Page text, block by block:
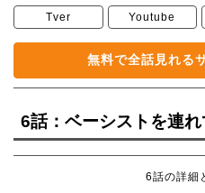
Tver Youtube
無料で全話見れる
6話：ベーシストを連れ
6話の詳細